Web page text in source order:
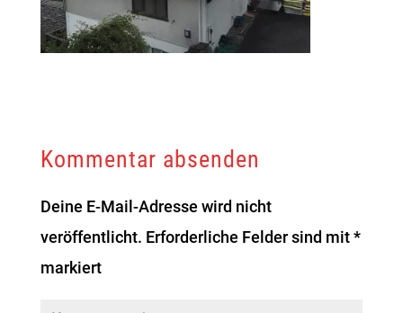
Kommentar absenden
Deine E-Mail-Adresse wird nicht
veröffentlicht. Erforderliche Felder sind mit*
markiert